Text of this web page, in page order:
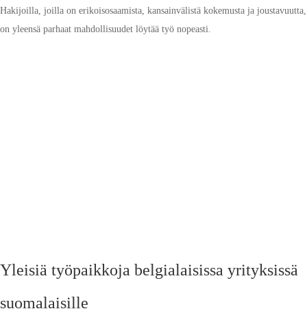
Hakijoilla, joilla on erikoisosaamista, kansainvälistä kokemusta ja joustavuutta,
on yleensä parhaat mahdollisuudet löytää työ nopeasti.
Yleisiä työpaikkoja belgialaisissa yrityksissä
suomalaisille